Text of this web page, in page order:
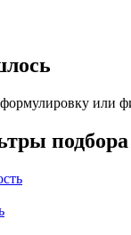
или